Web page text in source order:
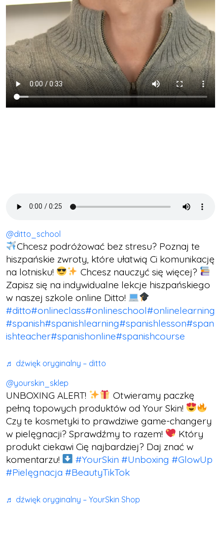
@ditto_school
Chcesz podróżować bez stresu? Poznaj te
hiszpańskie zwroty, które ułatwią Ci komunikację
na lotnisku!
Chcesz nauczyć się więcej?
Zapisz się na indywidualne lekcje hiszpańskiego
w naszej szkole online Ditto!
#ditto#onlineclass#onlineschool#onlinelearning
#spanish#spanishlearning#spanishlesson#span
ishteacher#spanishonline#spanishcourse
♬ dźwięk oryginalny – ditto
@yourskin_sklep
UNBOXING ALERT!
Otwieramy paczkę
pełną topowych produktów od Your Skin!
Czy te kosmetyki to prawdziwe game-changery
w pielęgnacji? Sprawdźmy to razem!
Który
produkt ciekawi Cię najbardziej? Daj znać w
komentarzu!
#YourSkin #Unboxing #GlowUp
#Pielęgnacja #BeautyTikTok
♬ dźwięk oryginalny – YourSkin Shop